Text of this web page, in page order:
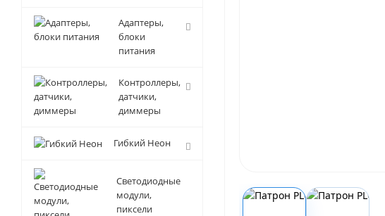
Адаптеры,
блоки
питания
Контроллеры,
датчики,
диммеры
Гибкий Неон
Светодиодные
модули,
пиксели